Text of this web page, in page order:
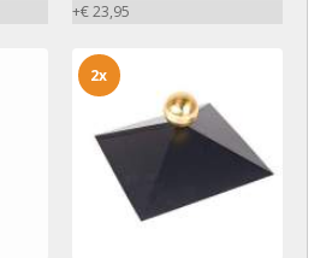
+€ 23,95
2x